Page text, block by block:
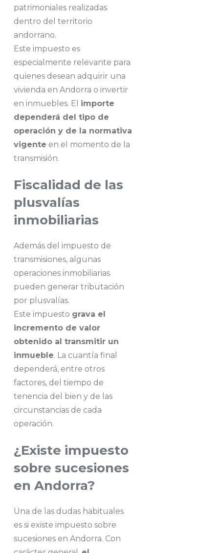
patrimoniales realizadas
dentro del territorio
andorrano.
Este impuesto es
especialmente relevante para
quienes desean adquirir una
vivienda en Andorra o invertir
en inmuebles. El importe
dependerá del tipo de
operación y de la normativa
vigente en el momento de la
transmisión.
Fiscalidad de las
plusvalías
inmobiliarias
Además del impuesto de
transmisiones, algunas
operaciones inmobiliarias
pueden generar tributación
por plusvalías.
Este impuesto grava el
incremento de valor
obtenido al transmitir un
inmueble. La cuantía final
dependerá, entre otros
factores, del tiempo de
tenencia del bien y de las
circunstancias de cada
operación.
¿Existe impuesto
sobre sucesiones
en Andorra?
Una de las dudas habituales
es si existe impuesto sobre
sucesiones en Andorra. Con